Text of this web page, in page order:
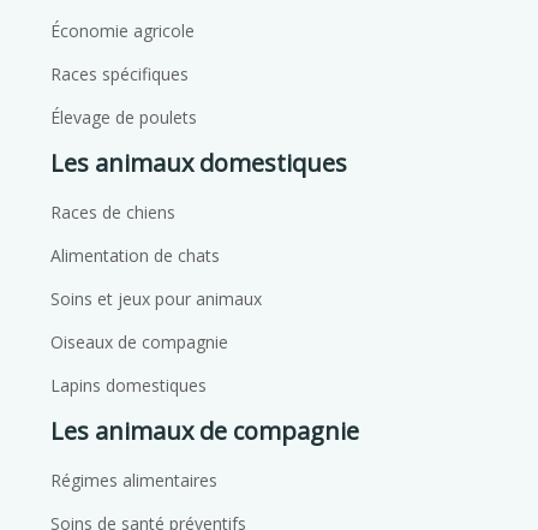
Économie agricole
Races spécifiques
Élevage de poulets
Les animaux domestiques
Races de chiens
Alimentation de chats
Soins et jeux pour animaux
Oiseaux de compagnie
Lapins domestiques
Les animaux de compagnie
Régimes alimentaires
Soins de santé préventifs